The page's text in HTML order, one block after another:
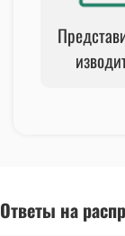
Ответы на